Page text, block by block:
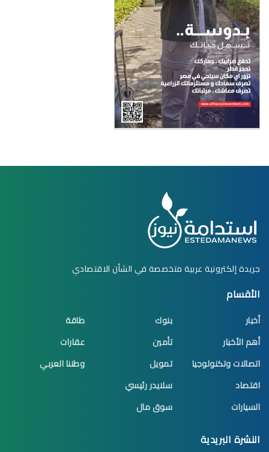
جريدة إلكترونية عربية متخصصة في الشأن الاقتصادي
الأقسام
أخبار
أهم الأخبار
اتصالات وتكنولوجيا
اقتصاد
السيارات
بنوك
تأمين
تمويل
سلايدر رئيسي
سوق مال
طاقة
عقارات
وطننا العربي
النشرة البريدية